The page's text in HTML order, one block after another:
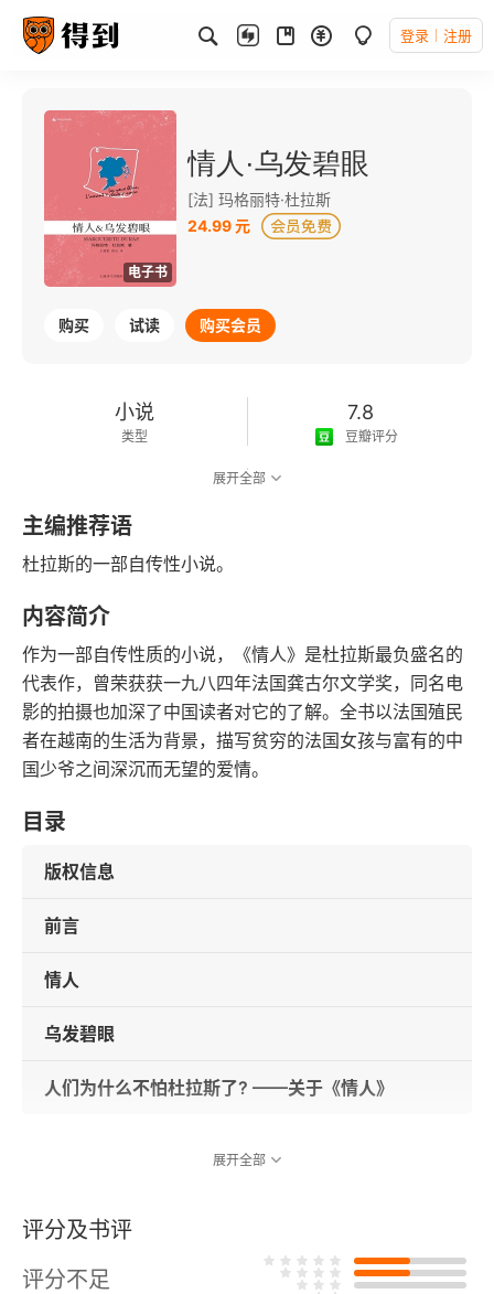
登录 注册
电子书
情人·乌发碧眼
[法] 玛格丽特·杜拉斯
24.99 元
购买 试读 购买会员
小说
类型
7.8
豆瓣评分
2014-05-01
发行日期
展开全部
主编推荐语
杜拉斯的一部自传性小说。
内容简介
作为一部自传性质的小说，《情人》是杜拉斯最负盛名的
代表作，曾荣获获一九八四年法国龚古尔文学奖，同名电
影的拍摄也加深了中国读者对它的了解。全书以法国殖民
者在越南的生活为背景，描写贫穷的法国女孩与富有的中
国少爷之间深沉而无望的爱情。
目录
版权信息
前言
情人
乌发碧眼
人们为什么不怕杜拉斯了? ——关于《情人》
展开全部
评分及书评
评分不足